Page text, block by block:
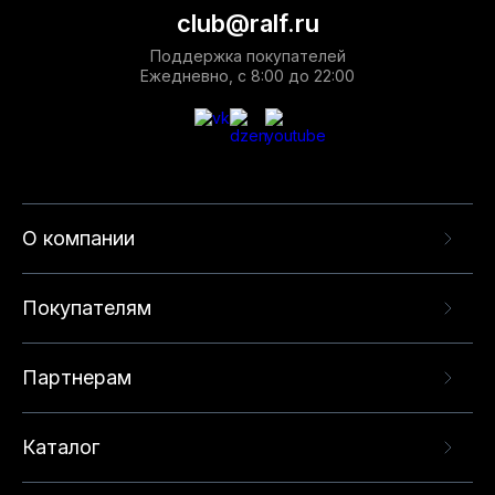
О компании
Покупателям
Партнерам
Каталог
club@ralf.ru
Поддержка покупателей
Ежедневно, с 8:00 до 22:00